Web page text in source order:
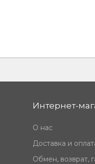
Интернет-
О нас
Доставка и
Обмен, возврат,